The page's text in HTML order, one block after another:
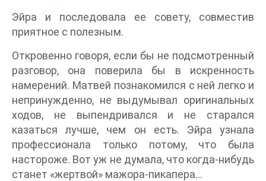
Эйра и последовала ее совету, совместив
приятное с полезным.
Откровенно говоря, если бы не подсмотренный
разговор, она поверила бы в искренность
намерений. Матвей познакомился с ней легко и
непринужденно, не выдумывал оригинальных
ходов, не выпендривался и не старался
казаться лучше, чем он есть. Эйра узнала
профессионала только потому, что была
настороже. Вот уж не думала, что когда-нибудь
станет «жертвой» мажора-пикапера…